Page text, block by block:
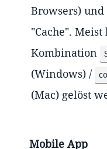
Browsers) und
"Cache".
Kombination
(Windows) /
(Mac) gelöst
Mobile App